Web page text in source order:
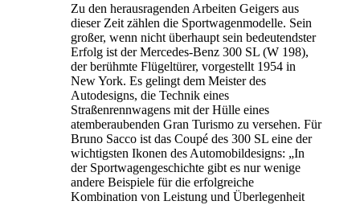
Zu den herausragenden Arbeiten Geigers aus
dieser Zeit zählen die Sportwagenmodelle. Sein
großer, wenn nicht überhaupt sein bedeutendster
Erfolg ist der Mercedes-Benz 300 SL (W 198),
der berühmte Flügeltürer, vorgestellt 1954 in
New York. Es gelingt dem Meister des
Autodesigns, die Technik eines
Straßenrennwagens mit der Hülle eines
atemberaubenden Gran Turismo zu versehen. Für
Bruno Sacco ist das Coupé des 300 SL eine der
wichtigsten Ikonen des Automobildesigns: „In
der Sportwagengeschichte gibt es nur wenige
andere Beispiele für die erfolgreiche
Kombination von Leistung und Überlegenheit